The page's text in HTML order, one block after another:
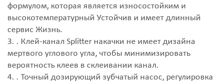
формулом, которая является износостойким и
высокотемпературный Устойчив и имеет длинный
сервис Жизнь.
3. . Клей-канал Splitter накачки не имеет дизайна
мертвого углового угла, чтобы минимизировать
вероятность клеев в склеивании канал.
4. . Точный дозирующий зубчатый насос, регулировка